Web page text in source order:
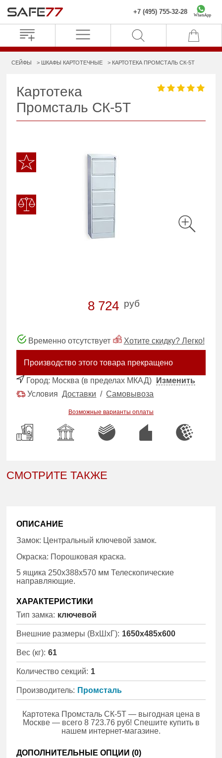
+7 (495) 755-32-28 WhatsApp
СЕЙФЫ ШКАФЫ КАРТОТЕЧНЫЕ КАРТОТЕКА ПРОМСТАЛЬ СК-5Т
Картотека
Промсталь СК-5Т
8 724 руб
Временно отсутствует Хотите скидку? Легко!
Производство этого товара прекращено
Город: Москва (в пределах МКАД)
Изменить
УсловияДоставки /Самовывоза
Возможные варианты оплаты
СМОТРИТЕ ТАКЖЕ
ОПИСАНИЕ
Замок: Центральный ключевой замок.
Окраска: Порошковая краска.
5 ящика 250х388х570 мм Телескопические
направляющие.
ХАРАКТЕРИСТИКИ
Тип замка: ключевой
Внешние размеры (ВхШхГ): 1650x485x600
Вес (кг): 61
Количество секций: 1
Производитель: Промсталь
Картотека Промсталь СК-5Т — выгодная цена в
Москве — всего 8 723.76 руб! Спешите купить в
нашем интернет-магазине.
ДОПОЛНИТЕЛЬНЫЕ ОПЦИИ (0)